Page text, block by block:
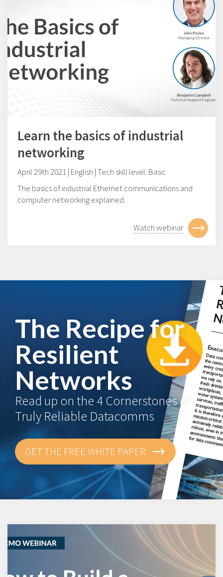
Learn the basics of industrial
networking
April 29th 2021 | English | Tech skill level: Basic
The basics of industrial Ethernet communications and
computer networking explained.
Watch webinar
The Recipe for
Resilient
Networks
Read up on the 4 Cornerstones of
Truly Reliable Datacomms
GET THE FREE WHITE PAPER